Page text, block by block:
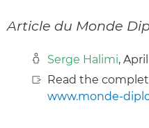
Article du Monde
Serge Halimi,
Read the
www.monde-